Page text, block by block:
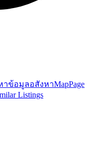
าข้อมูลอสังหาMapPage
Listings